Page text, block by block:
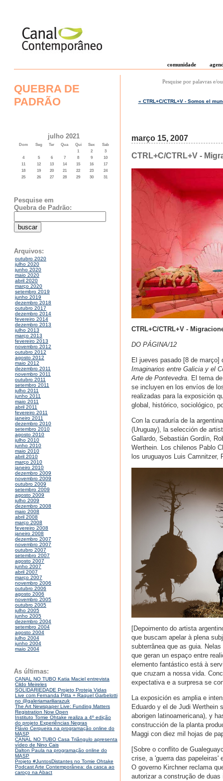
comunidade
QUEBRA DE
PADRÃO
julho 2021
Dom Seg Ter Qua Qui Sex
Sab
1
2
3
4
5 6 7 8 9
10
11
12 13 14 15 16
17
18
19 20 21 22 23
24
25
26 27 28 29 30 31
Pesquise em
Quebra de Padrão:
Arquivos:
outubro 2020
julho 2020
junho 2020
maio 2020
abril 2020
março 2020
setembro 2019
junho 2019
dezembro 2018
outubro 2017
dezembro 2014
fevereiro 2014
dezembro 2013
julho 2013
março 2013
fevereiro 2013
novembro 2012
outubro 2012
agosto 2012
maio 2012
dezembro 2011
novembro 2011
outubro 2011
setembro 2011
julho 2011
junho 2011
maio 2011
abril 2011
fevereiro 2011
janeiro 2011
dezembro 2010
setembro 2010
agosto 2010
julho 2010
junho 2010
maio 2010
abril 2010
março 2010
janeiro 2010
dezembro 2009
novembro 2009
outubro 2009
setembro 2009
agosto 2009
julho 2009
dezembro 2008
maio 2008
abril 2008
março 2008
fevereiro 2008
janeiro 2008
dezembro 2007
novembro 2007
outubro 2007
setembro 2007
agosto 2007
junho 2007
abril 2007
março 2007
novembro 2006
outubro 2006
agosto 2006
novembro 2005
outubro 2005
julho 2005
junho 2005
dezembro 2004
setembro 2004
agosto 2004
julho 2004
junho 2004
maio 2004
As últimas:
CANAL NO TUBO Katia Maciel entrevista
Cildo Meireles
SOLIDARIEDADE Projeto Proteja Vidas
Live com Fernanda Pitta + Raquel Garbelotti
no @galeriamariliarazuk
The Art Newspaper Live: Funding Matters
Registration Now Open
Instituto Tomie Ohtake realiza a 4º edição
do projeto Experiências Negras
Flávio Cerqueira na programação online do
MASP
CANAL NO TUBO Casa Triângulo apresenta
vídeo de Nino Cais
Dalton Paula na programação online do
MASP
Projeto #JuntosDistantes no Tomie Ohtake
Podcast Arte Contemporânea: da casca ao
caroço na Abact
Pesquise por palavras e/
« CTRL+C/CTRL+V - Somos el
março 15, 2007
CTRL+C/CTRL+V -
CTRL+C/CTRL+V -
DO PÁGINA/12
El jueves pasado [8 de março]
Imaginarios entre Galicia y el
Arte de Pontevedra. El tema
se incluyen en los envíos de
realizadas para la exposición
global, histórico, sociológico,
Con la curaduría de la
(Uruguay), la selección de
Gallardo, Sebastián Gordín,
Werthein. Los chilenos Pablo
los uruguayos Luis
[Depoimento do artista
que buscam apelar à plena
subterrânea que as guia.
que geran un espaço entre
elemento fantástico está à
que cruzam a nossa vida.
expectativa e a surpresa se
La exposición es amplia e
Eduardo y el de Judi Werthein
aborigen latinoamericana), y
construcción de la planta
Maggi con diez mil hojas de
[Sobre o conflito de
crise, a 'guerra das papeleiras'
O governo Kirchner reclama
autorizar a construção de